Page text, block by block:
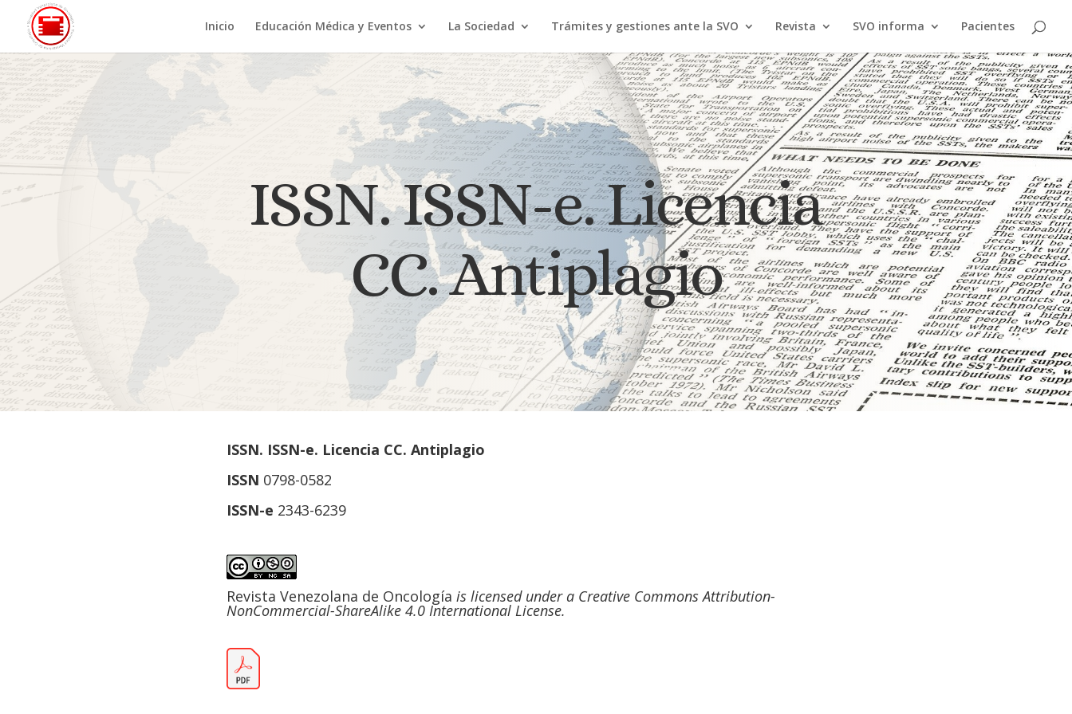
Inicio Educación Médica y Eventos La Sociedad Trámites y gestiones ante la SVO Revista SVO informa Pacientes
ISSN. ISSN-e. Licencia
CC. Antiplagio
ISSN. ISSN-e. Licencia CC. Antiplagio
ISSN 0798-0582
ISSN-e 2343-6239
Revista Venezolana de Oncología is licensed under a Creative Commons Attribution-
NonCommercial-ShareAlike 4.0 International License.